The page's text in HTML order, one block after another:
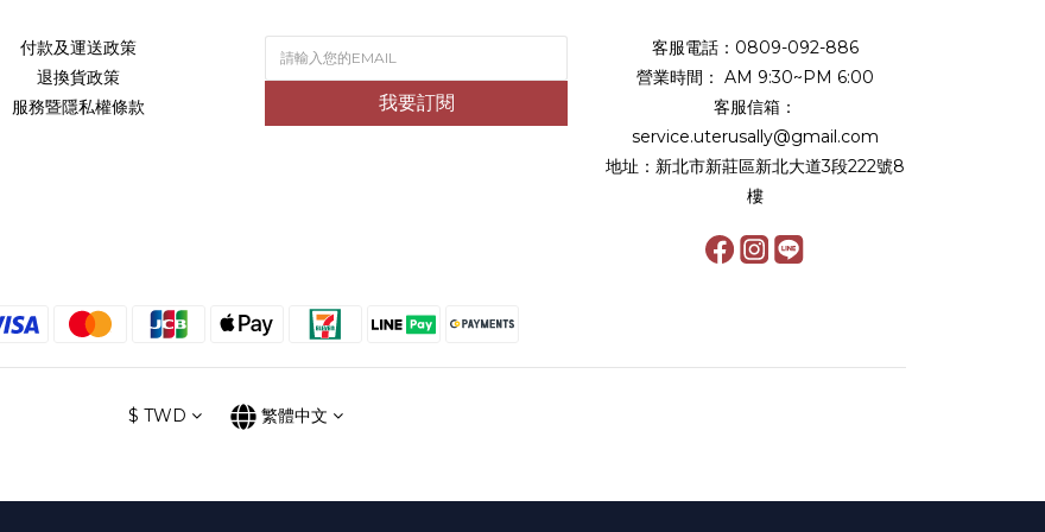
付款及運送政策
退換貨政策
服務暨隱私權條款
我要訂閱
客服電話：0809-092-886
營業時間： AM 9:30~PM 6:00
客服信箱：
service.uterusally@gmail.com
地址：新北市新莊區新北大道3段222號8
樓
$ TWD 繁體中文